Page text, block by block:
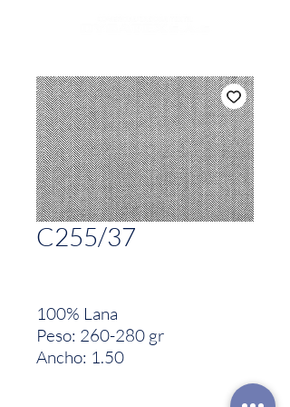
C255/37
100% Lana
Peso: 260-280 gr
Ancho: 1.50